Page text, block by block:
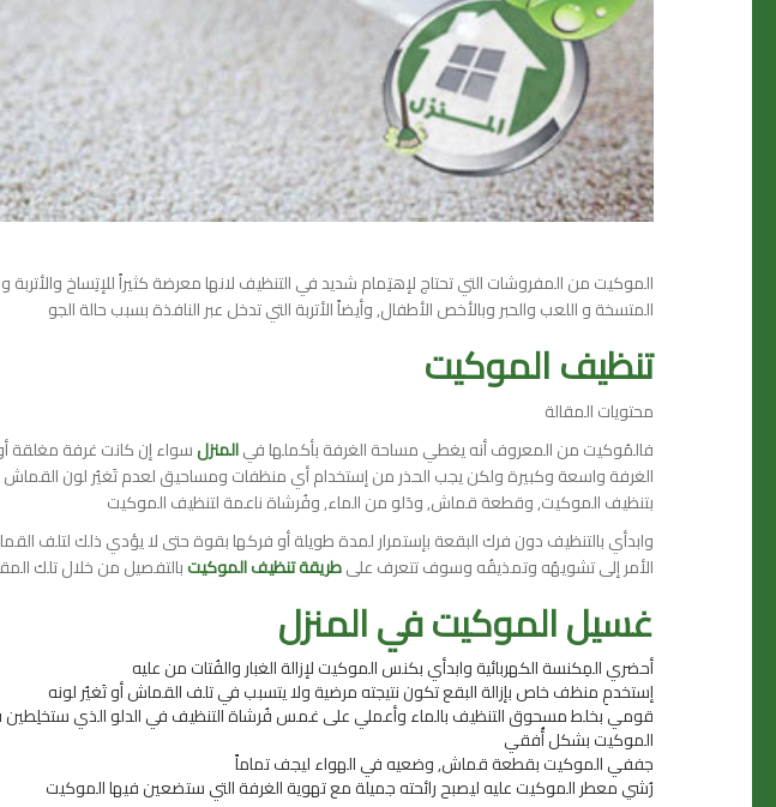
الموكيت من المفروشات التي تحتاج لإهتِمام شديد في التنظيف لانها معرضة كثيراً للإتِساخ
المتسخة و اللعب والحبر وبالأخص الأطفال, وأيضاً الأتربة التي تدخل عبر النافذة بسبب حالة الجو
تنظيف الموكيت
محتويات المقالة
فالمُوكيت من المعروف أنه يغطي مساحة الغرفة بأكملها فيالمنزلسواء إن كانت غرفة مغلقة
الغرفة واسعة وكبيرة ولكن يجب الحذر من إستخدام أي منظفات ومساحيق لعدم تَغيُر لون
بتنظيف الموكيت, وقطعة قماش, ودَلو من الماء, وفُرشاة ناعمة لتنظيف الموكيت
وابدأي بالتنظيف دون فرك البقعة بإستمرار لمدة طويلة أو فركها بقوة حتى لا يؤدي ذلك لتلف
الأمر إلى تشويهُه وتمذيقُه وسوف تتعرف علىطريقة تنظيف الموكيتبالتفصيل من خلال تلك
غسيل الموكيت في المنزل
أحضري المِكنسة الكهربائية وابدأي بكنس الموكيت لإزالة الغبار والفُتات من عليه
إستخدمِ منظف خاص بإزالة البقع تكون نتيجته مرضية ولا يتسبب في تلف القماش أو تَغيُر لونه
قومي بخلط مسحوق التنظيف بالماء وأعملي على غمس فُرشاة التنظيف في الدلو الذي ستخلِطين
الموكيت بشكل أُفقي
جففي الموكيت بقطعة قماش, وضعيه في الهواء ليجف تماماً
رُشي معطر الموكيت عليه ليصبح رائحته جميلة مع تهوية الغرفة التي ستضعين فيها الموكيت